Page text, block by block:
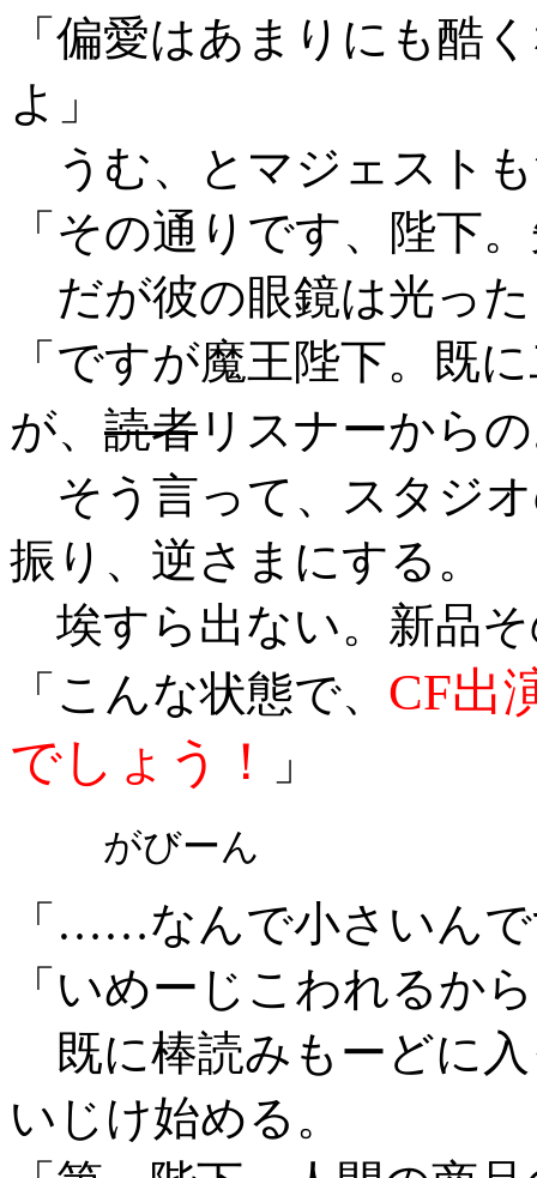
「偏愛はあまりにも酷
よ」
うむ、とマジェスト
「その通りです、陛下
だが彼の眼鏡は光っ
「ですが魔王陛下。既
が、 読者 リスナーからの
そう言って、スタジ
振り、逆さまにする。
埃すら出ない。新品
「こんな状態で、 CF出
でしょう！
」
がびーん
「……なんで小さいん
「いめーじこわれるか
既に棒読みもーどに
いじけ始める。